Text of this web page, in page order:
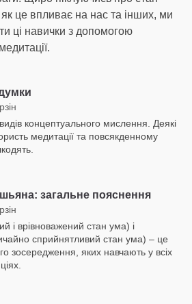
це впливає на нас та інших, ми
ці навички з допомогою
концептуального мислення. Деякі
медитації та повсякденному
загальне пояснення
і врівноважений стан ума) і
сприйнятливий стан ума) – це
зосередження, яких навчають у всіх